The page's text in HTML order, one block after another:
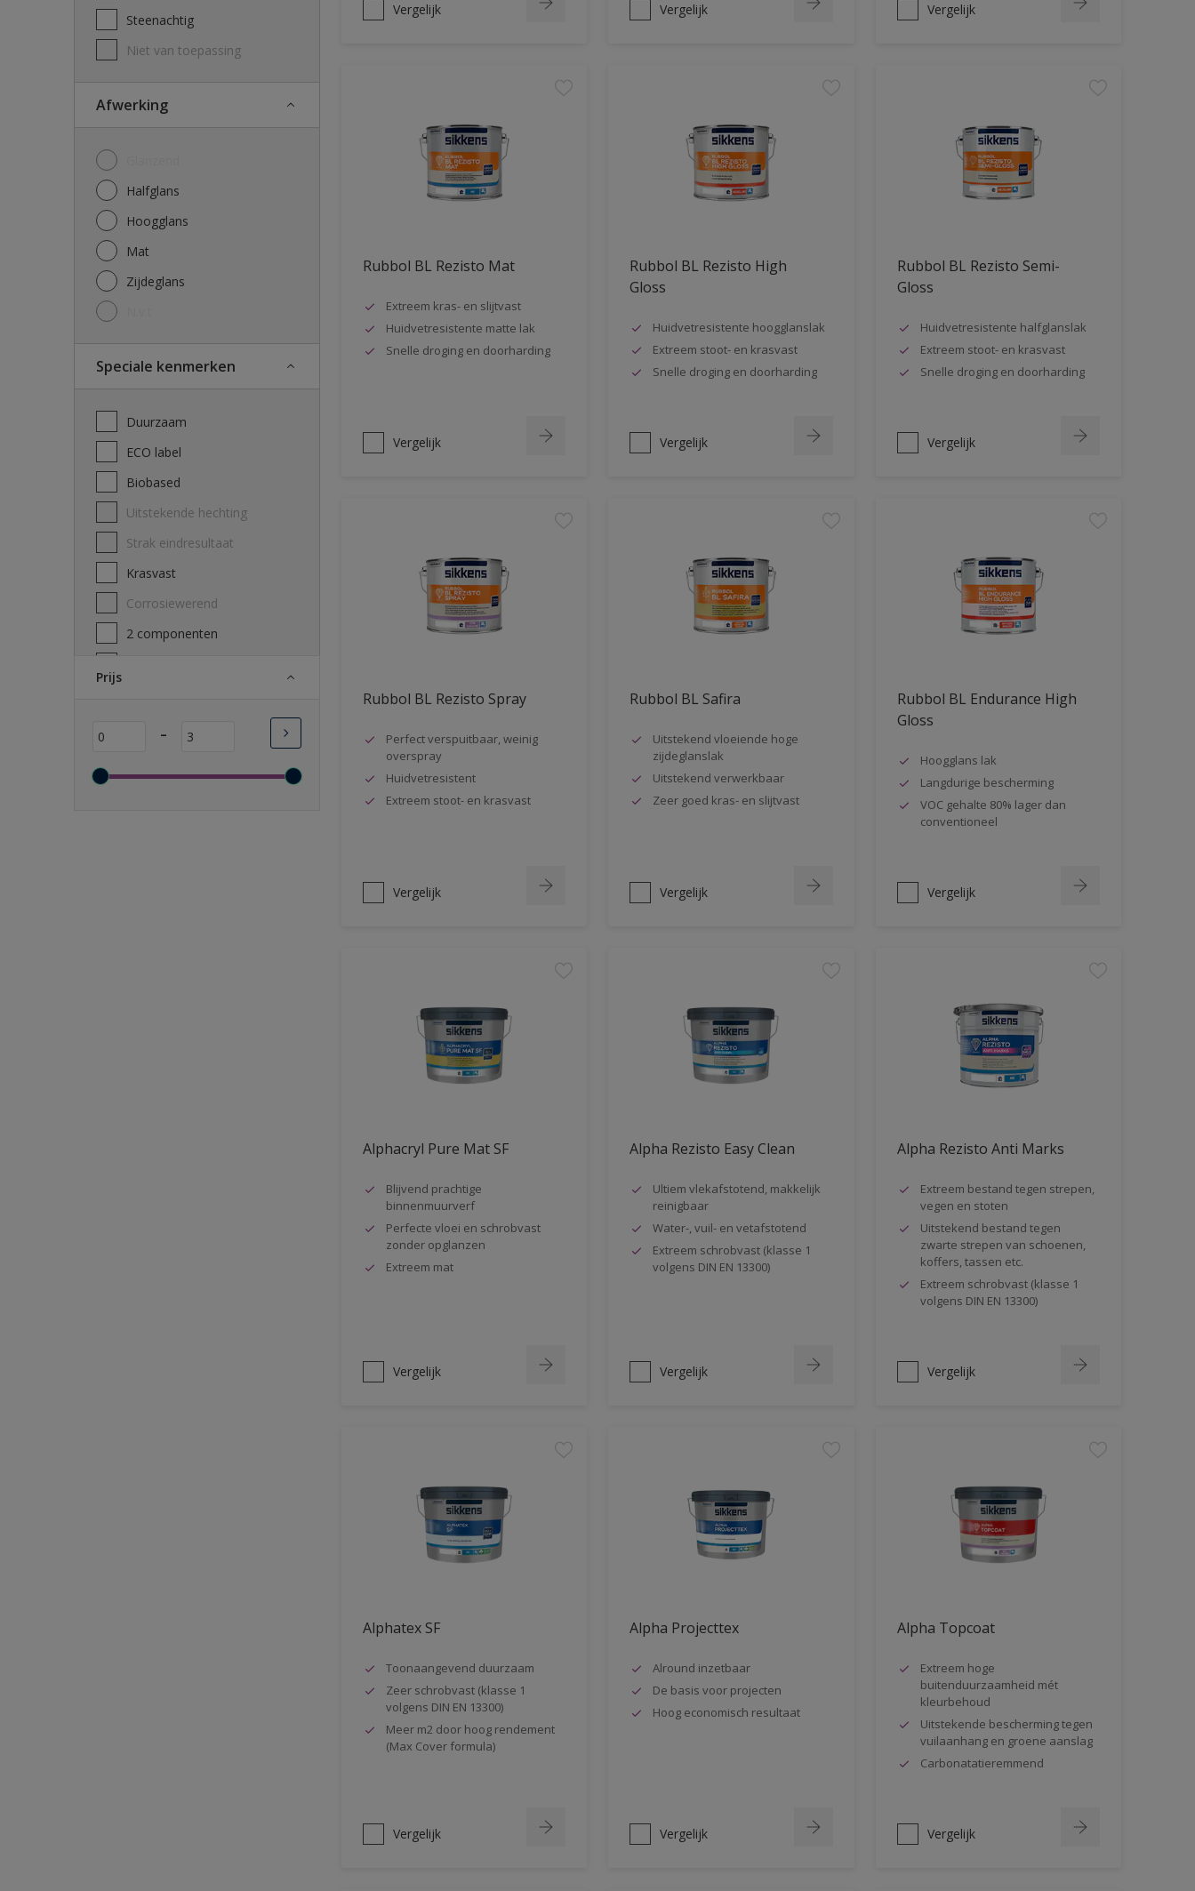
Steenachtig
Niet van toepassing
Afwerking
Halfglans
Hoogglans
Mat
Zijdeglans
Speciale kenmerken
Duurzaam
ECO label
Biobased
Uitstekende hechting
Strak eindresultaat
Krasvast
Corrosiewerend
2 componenten
Wasbaar
Sneldrogend
Prijs
-
Vergelijk Vergelijk Vergelijk
Rubbol BL Rezisto Mat
Extreem kras- en slijtvast
Huidvetresistente matte lak
Snelle droging en doorharding
Vergelijk
Rubbol BL Rezisto High
Gloss
Huidvetresistente hoogglanslak
Extreem stoot- en krasvast
Snelle droging en doorharding
Vergelijk
Rubbol BL Rezisto Semi-
Gloss
Huidvetresistente halfglanslak
Extreem stoot- en krasvast
Snelle droging en doorharding
Vergelijk
Rubbol BL Rezisto Spray
Perfect verspuitbaar, weinig
overspray
Huidvetresistent
Extreem stoot- en krasvast
Vergelijk
Rubbol BL Safira
Uitstekend vloeiende hoge
zijdeglanslak
Uitstekend verwerkbaar
Zeer goed kras- en slijtvast
Vergelijk
Rubbol BL Endurance High
Gloss
Hoogglans lak
Langdurige bescherming
VOC gehalte 80% lager dan
conventioneel
Vergelijk
Alphacryl Pure Mat SF
Blijvend prachtige
binnenmuurverf
Perfecte vloei en schrobvast
zonder opglanzen
Extreem mat
Vergelijk
Alpha Rezisto Easy Clean
Ultiem vlekafstotend, makkelijk
reinigbaar
Water-, vuil- en vetafstotend
Extreem schrobvast (klasse 1
volgens DIN EN 13300)
Vergelijk
Alpha Rezisto Anti Marks
Extreem bestand tegen strepen,
vegen en stoten
Uitstekend bestand tegen
zwarte strepen van schoenen,
koffers, tassen etc.
Extreem schrobvast (klasse 1
volgens DIN EN 13300)
Vergelijk
Alphatex SF
Toonaangevend duurzaam
Zeer schrobvast (klasse 1
volgens DIN EN 13300)
Meer m2 door hoog rendement
(Max Cover formula)
Vergelijk
Alpha Projecttex
Alround inzetbaar
De basis voor projecten
Hoog economisch resultaat
Vergelijk
Alpha Topcoat
Extreem hoge
buitenduurzaamheid mét
kleurbehoud
Uitstekende bescherming tegen
vuilaanhang en groene aanslag
Carbonatatieremmend
Vergelijk